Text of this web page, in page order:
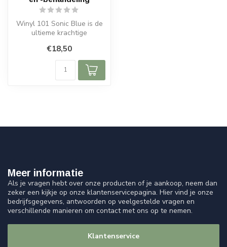
Winyl 101 Sonic Blue is de
ultieme krachtige
speciaa...
€18,50
Meer informatie
Als je vragen hebt over onze producten of je aankoop, neem dan
zeker een kijkje op onze klantenservicepagina. Hier vind je onze
bedrijfsgegevens, antwoorden op veelgestelde vragen en
verschillende manieren om contact met ons op te nemen.
Klantenservice